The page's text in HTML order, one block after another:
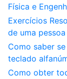
Física e
Exercícios
de uma
Como saber
teclado
Como obter